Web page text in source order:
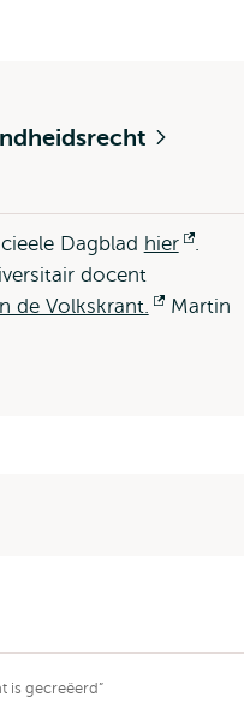
Dagblad hier
Opent
.
docent
de Volkskrant.
Opent
Martin
is gecreëerd”